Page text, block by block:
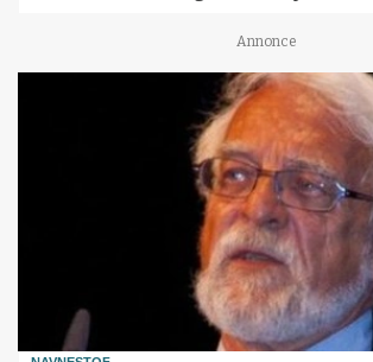
Annonce